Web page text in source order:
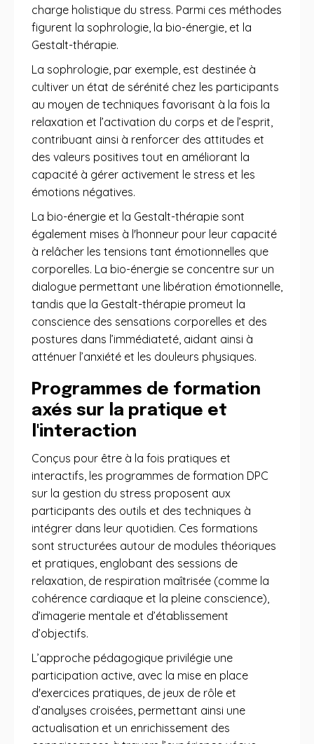
charge holistique du stress. Parmi ces méthodes
figurent la sophrologie, la bio-énergie, et la
Gestalt-thérapie.
La sophrologie, par exemple, est destinée à
cultiver un état de sérénité chez les participants
au moyen de techniques favorisant à la fois la
relaxation et l’activation du corps et de l’esprit,
contribuant ainsi à renforcer des attitudes et
des valeurs positives tout en améliorant la
capacité à gérer activement le stress et les
émotions négatives.
La bio-énergie et la Gestalt-thérapie sont
également mises à l'honneur pour leur capacité
à relâcher les tensions tant émotionnelles que
corporelles. La bio-énergie se concentre sur un
dialogue permettant une libération émotionnelle,
tandis que la Gestalt-thérapie promeut la
conscience des sensations corporelles et des
postures dans l’immédiateté, aidant ainsi à
atténuer l’anxiété et les douleurs physiques.
Programmes de formation
axés sur la pratique et
l'interaction
Conçus pour être à la fois pratiques et
interactifs, les programmes de formation DPC
sur la gestion du stress proposent aux
participants des outils et des techniques à
intégrer dans leur quotidien. Ces formations
sont structurées autour de modules théoriques
et pratiques, englobant des sessions de
relaxation, de respiration maîtrisée (comme la
cohérence cardiaque et la pleine conscience),
d’imagerie mentale et d’établissement
d’objectifs.
L’approche pédagogique privilégie une
participation active, avec la mise en place
d'exercices pratiques, de jeux de rôle et
d’analyses croisées, permettant ainsi une
actualisation et un enrichissement des